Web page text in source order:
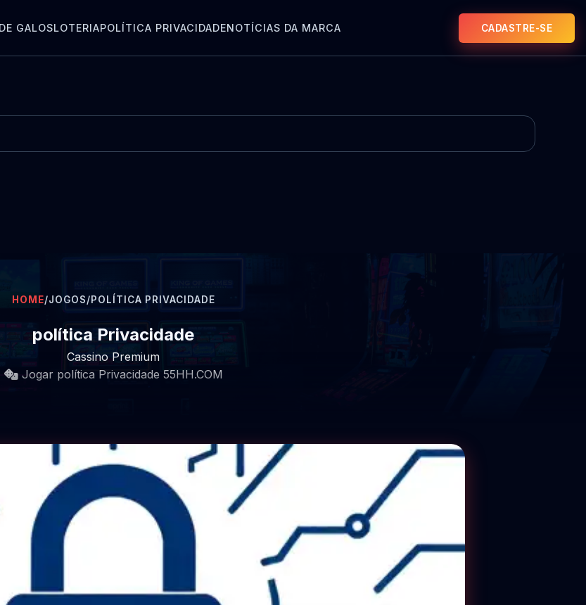
GALOSLOTERIAPOLÍTICA PRIVACIDADENOTÍCIAS DA MARCA CADASTRE-SE
HOME/JOGOS/POLÍTICA PRIVACIDADE
política Privacidade
Cassino Premium
Jogar política Privacidade 55HH.COM